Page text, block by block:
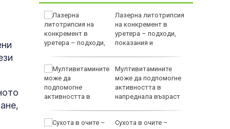
Лазерна литотрипсия
на конкремент в
уретера – подходи,
показания и
Мултивитамините
може да подпомогне
активността в
напреднала възраст
Сухота в очите –